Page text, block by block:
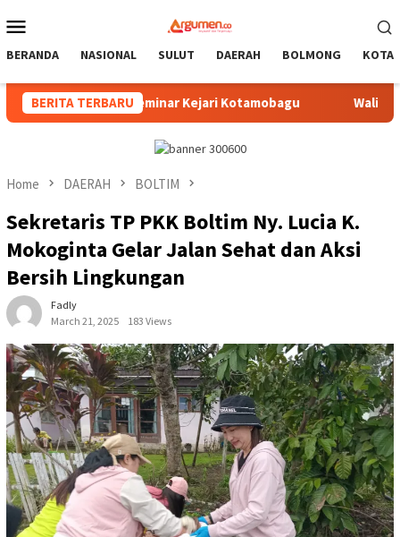
to
Menu
BERANDA NASIONAL SULUT DAERAH BOLMONG
BERITA TERBARU
Hadiri Seminar Kejari Kotamobagu Wali Kota Resmi
Home DAERAH BOLTIM
Sekretaris TP PKK Boltim Ny. Lucia K.
Mokoginta Gelar Jalan Sehat dan Aksi
Bersih Lingkungan
Fadly
March 21, 2025
183 Views